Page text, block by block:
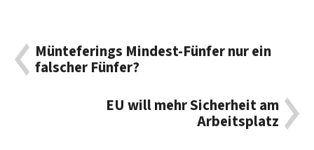
Münteferings Mindest-Fünfer nur ein
falscher Fünfer?
EU will mehr Sicherheit am
Arbeitsplatz